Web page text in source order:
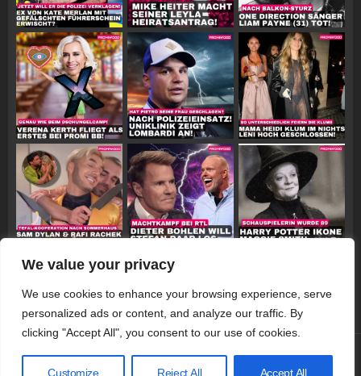
We value your privacy
We use cookies to enhance your browsing experience, serve
personalized ads or content, and analyze our traffic. By
clicking "Accept All", you consent to our use of cookies.
Customize Reject All Accept All
Follow on Instagram